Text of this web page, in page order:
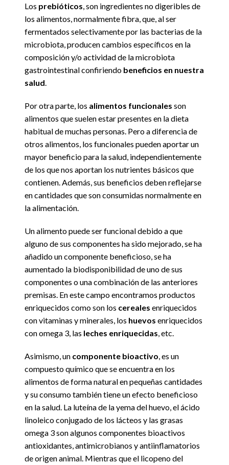
Los prebióticos , son ingredientes no digeribles de
los alimentos, normalmente fibra, que, al ser
fermentados selectivamente por las bacterias de la
microbiota, producen cambios específicos en la
composición y/o actividad de la microbiota
gastrointestinal confiriendo beneficios en nuestra
salud
Por otra parte, los alimentos funcionales son
alimentos que suelen estar presentes en la dieta
habitual de muchas personas. Pero a diferencia de
otros alimentos, los funcionales pueden aportar un
mayor beneficio para la salud, independientemente
de los que nos aportan los nutrientes básicos que
contienen. Además, sus beneficios deben reflejarse
en cantidades que son consumidas normalmente en
la alimentación.
Un alimento puede ser funcional debido a que
alguno de sus componentes ha sido mejorado, se ha
añadido un componente beneficioso, se ha
aumentado la biodisponibilidad de uno de sus
componentes o una combinación de las anteriores
premisas. En este campo encontramos productos
enriquecidos como son los cereales enriquecidos
con vitaminas y minerales, los huevos enriquecidos
con omega 3, las leches enriquecidas , etc.
Asimismo, un componente bioactivo , es un
compuesto químico que se encuentra en los
alimentos de forma natural en pequeñas cantidades
y su consumo también tiene un efecto beneficioso
en la salud. La luteína de la yema del huevo, el ácido
linoleico conjugado de los lácteos y las grasas
omega 3 son algunos componentes bioactivos
antioxidantes, antimicrobianos y antiinflamatorios
de origen animal. Mientras que el licopeno del